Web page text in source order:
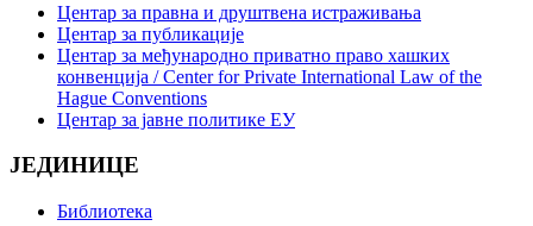
Центар за правна и друштвена истраживања
Центар за публикације
Центар за међународно приватно право хашких
конвенција / Center for Private International Law of the
Hague Conventions
Центар за јавне политике ЕУ
ЈЕДИНИЦЕ
Библиотека